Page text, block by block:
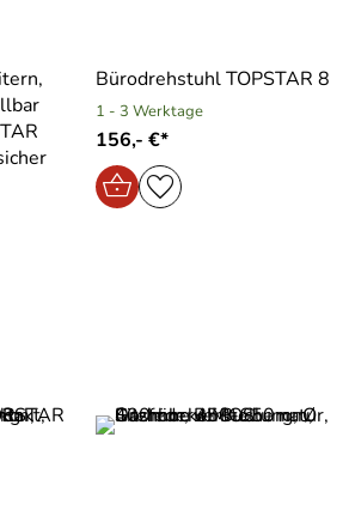
Bürodrehstuhl TOPSTAR 8
1 - 3 Werktage
156,- €*